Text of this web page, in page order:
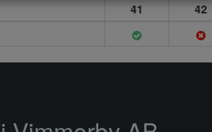
41 42